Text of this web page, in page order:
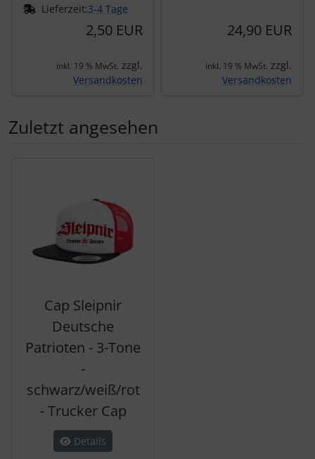
Lieferzeit:3-4 Tage
2,50 EUR
inkl. 19 % MwSt. zzgl.
Versandkosten
24,90 EUR
inkl. 19 % MwSt. zzgl.
Versandkosten
Zuletzt angesehen
Cap Sleipnir
Deutsche
Patrioten - 3-Tone
-
schwarz/weiß/rot
- Trucker Cap
Details